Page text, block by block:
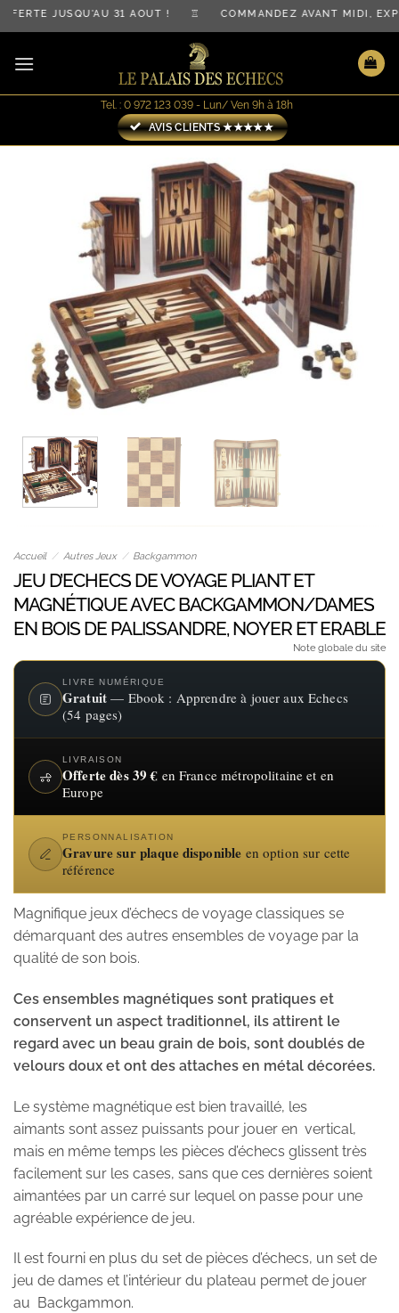
Passer
au
contenu
JUSQU'AU 31 AOÛT ! ♖ COMMANDEZ AVANT MIDI,
Tel. : 0 972 123 039 - Lun/ Ven 9h à 18h
AVIS CLIENTS ★★★★★
Accueil / Autres Jeux / Backgammon
JEU D’ECHECS DE VOYAGE PLIANT ET
MAGNÉTIQUE AVEC BACKGAMMON/DAMES
EN BOIS DE PALISSANDRE, NOYER ET ERABLE
Note globale du site
LIVRE NUMÉRIQUE
Gratuit — Ebook : Apprendre à jouer aux Echecs
(54 pages)
LIVRAISON
Offerte dès 39 € en France métropolitaine et en
Europe
PERSONNALISATION
Gravure sur plaque disponible en option sur cette
référence
Magnifique jeux d’échecs de voyage classiques se
démarquant des autres ensembles de voyage par la
qualité de son bois.
Ces ensembles magnétiques sont pratiques et
conservent un aspect traditionnel, ils attirent le
regard avec un beau grain de bois, sont doublés de
velours doux et ont des attaches en métal décorées.
Le système magnétique est bien travaillé, les
aimants sont assez puissants pour jouer en vertical,
mais en même temps les pièces d’échecs glissent très
facilement sur les cases, sans que ces dernières soient
aimantées par un carré sur lequel on passe pour une
agréable expérience de jeu.
Il est fourni en plus du set de pièces d’échecs, un set de
jeu de dames et l’intérieur du plateau permet de jouer
au Backgammon.